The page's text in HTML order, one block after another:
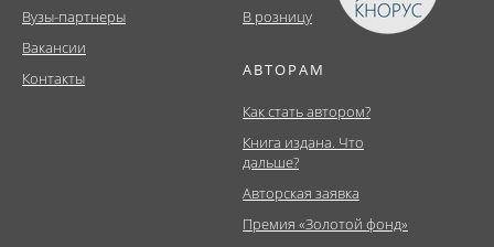
Вузы-партнеры
Вакансии
Контакты
В розницу
АВТОРАМ
Как стать автором?
Книга издана. Что
дальше?
Авторская заявка
Премия «Золотой фонд»